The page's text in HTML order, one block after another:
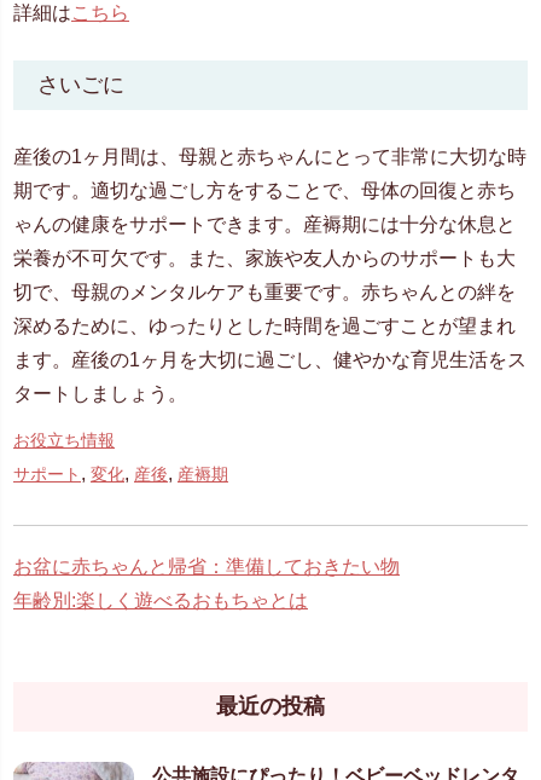
詳細はこちら
さいごに
産後の1ヶ月間は、母親と赤ちゃんにとって非常に大切な時
期です。適切な過ごし方をすることで、母体の回復と赤ち
ゃんの健康をサポートできます。産褥期には十分な休息と
栄養が不可欠です。また、家族や友人からのサポートも大
切で、母親のメンタルケアも重要です。赤ちゃんとの絆を
深めるために、ゆったりとした時間を過ごすことが望まれ
ます。産後の1ヶ月を大切に過ごし、健やかな育児生活をス
タートしましょう。
お役立ち情報
サポート , 変化, 産後, 産褥期
お盆に赤ちゃんと帰省：準備しておきたい物
年齢別:楽しく遊べるおもちゃとは
最近の投稿
公共施設にぴったり！ベビーベッドレンタ